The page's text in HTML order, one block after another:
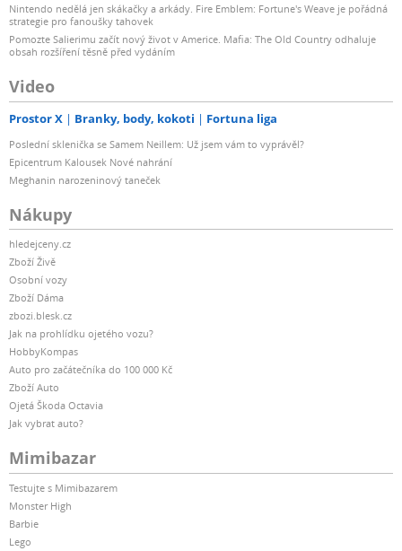
Nintendo nedělá jen skákačky a arkády. Fire Emblem: Fortune's Weave je pořádná
strategie pro fanoušky tahovek
Pomozte Salierimu začít nový život v Americe. Mafia: The Old Country odhaluje
obsah rozšíření těsně před vydáním
Video
Prostor X Branky, body, kokoti Fortuna liga
Poslední sklenička se Samem Neillem: Už jsem vám to vyprávěl?
Epicentrum Kalousek Nové nahrání
Meghanin narozeninový taneček
Nákupy
hledejceny.cz
Zboží Živě
Osobní vozy
Zboží Dáma
zbozi.blesk.cz
Jak na prohlídku ojetého vozu?
HobbyKompas
Auto pro začátečníka do 100 000 Kč
Zboží Auto
Ojetá Škoda Octavia
Jak vybrat auto?
Mimibazar
Testujte s Mimibazarem
Monster High
Barbie
Lego